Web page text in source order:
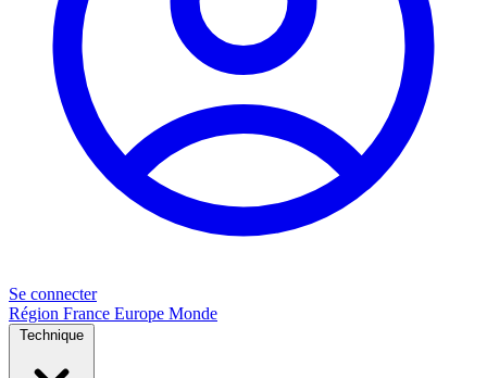
Se connecter
Région France Europe Monde
Technique